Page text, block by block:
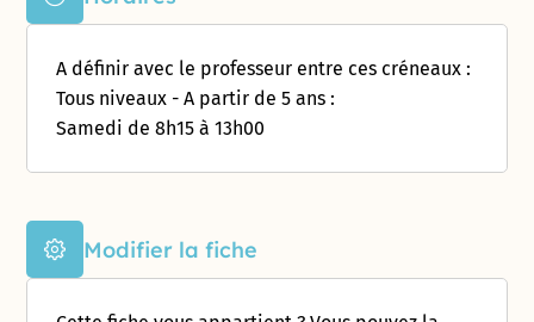
A définir avec le professeur entre ces créneaux :
Tous niveaux - A partir de 5 ans :
Samedi de 8h15 à 13h00
Modifier la fiche